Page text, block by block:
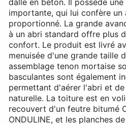
dalle en béton. Il possède
importante, qui lui confère un
proportionné. La grande
à un abri standard offre plus
confort. Le produit est livré
menuisée d'une grande taille
assemblage tenon mortaise
basculantes sont également
permettant d'aérer l'abri et
naturelle. La toiture est en
recouvert d'un feutre bitumé
ONDULINE, et les planches